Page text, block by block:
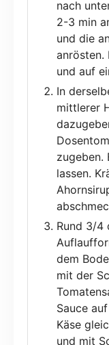
nach
2-3 min
und die
anrösten.
und auf
In
mittlerer
zugeben.
lassen.
Rund 3/4
dem
mit der
Sauce
Käse
und mit